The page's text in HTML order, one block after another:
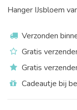
Hanger IJsbloem
Verzonden
Gratis
Gratis
Cadeautje bij